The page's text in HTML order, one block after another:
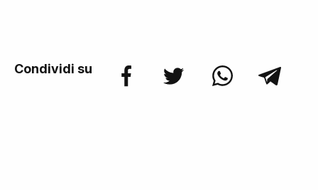
Condividi su